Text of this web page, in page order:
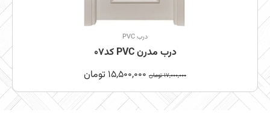
درب PVC
درب مدرن PVC کد07
17,000,000 تومان 15,500,000 تومان